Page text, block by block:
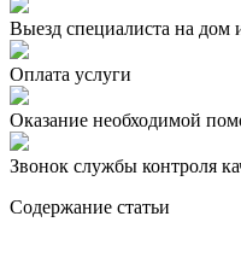
Выезд специалиста на
Оплата услуги
Оказание необходимой
Звонок службы контроля
Содержание статьи